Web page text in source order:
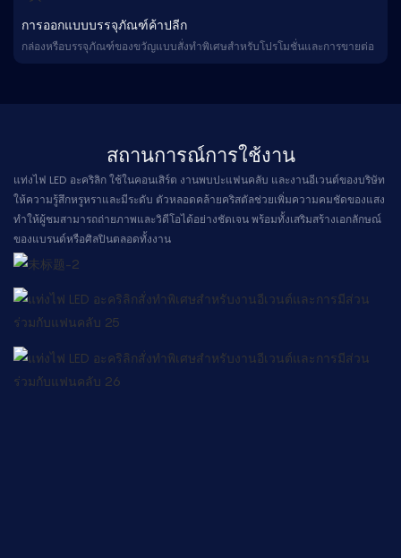
การออกแบบบรรจุภัณฑ์ค้าปลีก
กล่องหรือบรรจุภัณฑ์ของขวัญแบบสั่งทำพิเศษสำหรับโปรโมชั่นและการขายต่อ
สถานการณ์การใช้งาน
แท่งไฟ LED อะคริลิก ใช้ในคอนเสิร์ต งานพบปะแฟนคลับ และงานอีเวนต์ของบริษัท
ให้ความรู้สึกหรูหราและมีระดับ ตัวหลอดคล้ายคริสตัลช่วยเพิ่มความคมชัดของแสง
ทำให้ผู้ชมสามารถถ่ายภาพและวิดีโอได้อย่างชัดเจน พร้อมทั้งเสริมสร้างเอกลักษณ์
ของแบรนด์หรือศิลปินตลอดทั้งงาน